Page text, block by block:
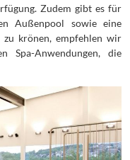
Zudem gibt es für
Außenpool sowie eine
zu krönen, empfehlen wir
Spa-Anwendungen, die